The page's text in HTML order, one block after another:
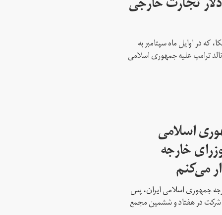
که در اوایل ماه سپتامبر به
ترامپ علیه جمهوری اسلامی
اسلامی
خارجه
می‌کنم
جمهوری اسلامی ایران، پس
شرکت در هفتاد و ششمین مجمع